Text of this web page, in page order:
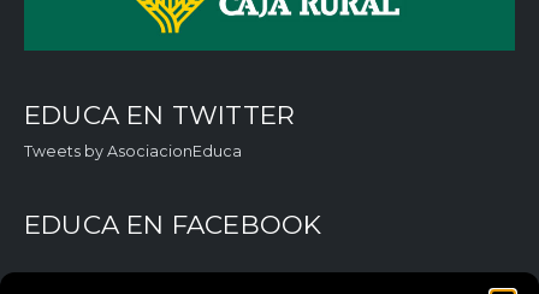
EDUCA EN TWITTER
Tweets by AsociacionEduca
EDUCA EN FACEBOOK